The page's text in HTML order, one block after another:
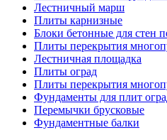
Лестничный марш
Плиты карнизные
Блоки бетонные для стен
Плиты перекрытия
Лестничная площадка
Плиты оград
Плиты перекрытия
Фундаменты для плит
Перемычки брусковые
Фундаментные балки